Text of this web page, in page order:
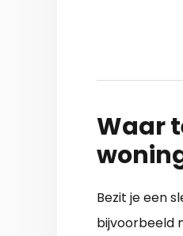
Waar
Bezit je een
bijvoorbeeld